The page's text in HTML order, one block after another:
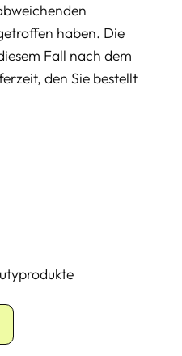
haben. Die
Fall nach dem
den Sie bestellt